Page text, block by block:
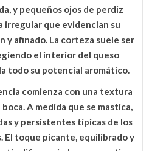
y pequeños ojos de perdiz
irregular que evidencian su
y afinado. La corteza suele ser
el interior del queso
todo su potencial aromático.
comienza con una textura
A medida que se mastica,
y persistentes típicas de los
El toque picante, equilibrado y